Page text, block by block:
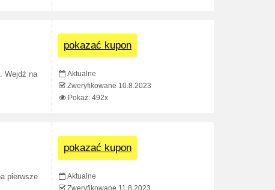
Wejdź na
pokazać kupon
Aktualne
Zweryfikowane 10.8.2023
Pokaż: 492x
pierwsze
pokazać kupon
Aktualne
Zweryfikowane 11.8.2023